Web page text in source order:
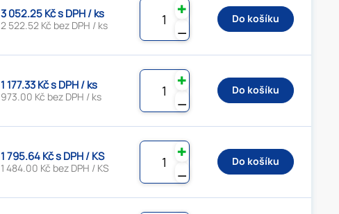
3 052.25 Kč s DPH / ks
2 522.52 Kč bez DPH / ks ⚊
✚
Do košíku
1 177.33 Kč s DPH / ks
973.00 Kč bez DPH / ks ⚊
✚
Do košíku
1 795.64 Kč s DPH / KS
1 484.00 Kč bez DPH / KS ⚊
✚
Do košíku